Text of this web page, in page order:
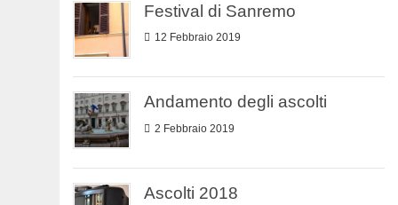
Festival di Sanremo
12 Febbraio 2019
Andamento degli ascolti
2 Febbraio 2019
Ascolti 2018